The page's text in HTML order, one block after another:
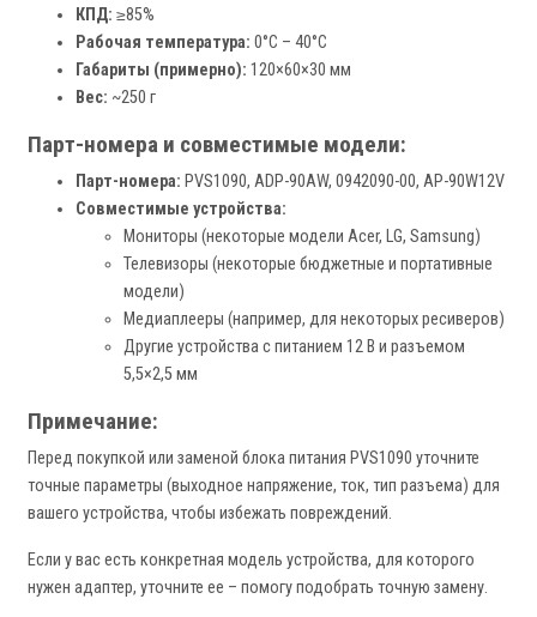
КПД: ≥85%
Рабочая температура: 0°C – 40°C
Габариты (примерно): 120×60×30 мм
Вес: ~250 г
Парт-номера и совместимые модели:
Парт-номера: PVS1090, ADP-90AW, 0942090-00, AP-90W12V
Совместимые устройства:
Мониторы (некоторые модели Acer, LG, Samsung)
Телевизоры (некоторые бюджетные и портативные
модели)
Медиаплееры (например, для некоторых ресиверов)
Другие устройства с питанием 12 В и разъемом
5,5×2,5 мм
Примечание:
Перед покупкой или заменой блока питания PVS1090 уточните
точные параметры (выходное напряжение, ток, тип разъема) для
вашего устройства, чтобы избежать повреждений.
Если у вас есть конкретная модель устройства, для которого
нужен адаптер, уточните ее – помогу подобрать точную замену.